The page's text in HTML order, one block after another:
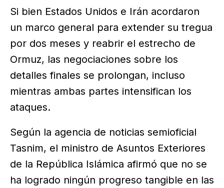
Si bien Estados Unidos e Irán acordaron
un marco general para extender su tregua
por dos meses y reabrir el estrecho de
Ormuz, las negociaciones sobre los
detalles finales se prolongan, incluso
mientras ambas partes intensifican los
ataques.
Según la agencia de noticias semioficial
Tasnim, el ministro de Asuntos Exteriores
de la República Islámica afirmó que no se
ha logrado ningún progreso tangible en las